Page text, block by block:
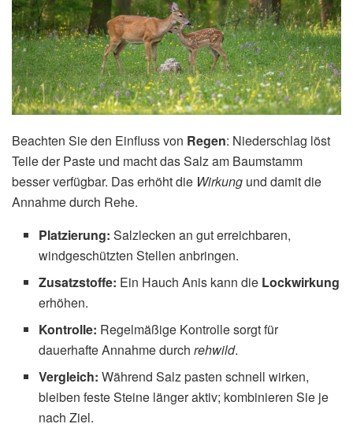
Beachten Sie den Einfluss von Regen: Niederschlag löst
Teile der Paste und macht das Salz am Baumstamm
besser verfügbar. Das erhöht die Wirkung und damit die
Annahme durch Rehe.
Platzierung: Salzlecken an gut erreichbaren,
windgeschützten Stellen anbringen.
Zusatzstoffe: Ein Hauch Anis kann die Lockwirkung
erhöhen.
Kontrolle: Regelmäßige Kontrolle sorgt für
dauerhafte Annahme durchrehwild.
Vergleich: Während Salz pasten schnell wirken,
bleiben feste Steine länger aktiv; kombinieren Sie je
nach Ziel.